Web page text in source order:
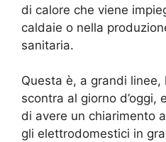
di calore che viene
caldaie o nella
sanitaria.
Questa è, a grandi linee,
scontra al giorno d’oggi,
di avere un chiarimento
gli elettrodomestici in